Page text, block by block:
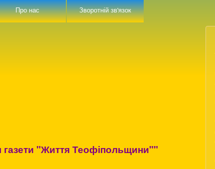
Про нас Зворотній зв'язок
газети "Життя Теофіпольщини""